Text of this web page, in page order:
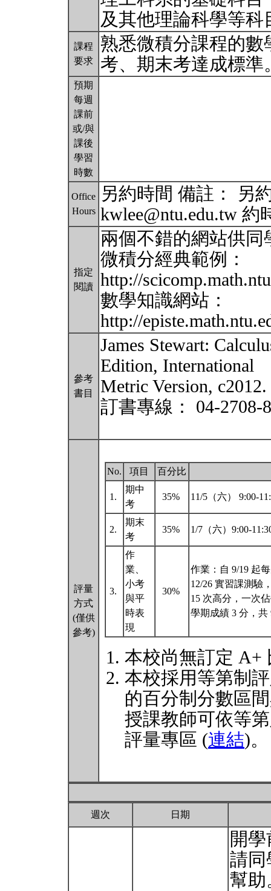
及其他理論科學等
課程
要求
熟悉微積分課程的
考、期末考達成標
預期
每週
課前
或/與
課後
學習
時數
Office
Hours
另約時間 備註： 另
kwlee@ntu.edu.tw
指定
閱讀
兩個不錯的網站供同
微積分經典範例：
http://
數學知識網站：
http://
參考
書目
James Stewart:
Edition, International
Metric Version,
訂書專線： 04-2708-
評量
方式
(僅供
參考)
No. 項目 百分比
1.
期中
考
35% 11/5（六） 9:00-
2.
期末
考
35% 1/7（六）9:00-
3.
作
業、
小考
與平
時表
現
30%
作業：自 9/19 起
12/26 實習課測驗
15 次高分，一次
學期成績 3 分，
本校尚無訂定 A+
本校採用等第制
的百分制分數區
授課教師可依等
評量專區 (連結)。
週次 日期
開
請同
幫助